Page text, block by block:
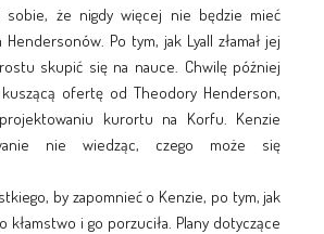
sobie, że nigdy więcej nie będzie mieć
Po tym, jak Lyall złamał jej
skupić się na nauce. Chwilę później
ofertę od Theodory Henderson,
kurortu na Korfu. Kenzie
nie wiedząc, czego może się
by zapomnieć o Kenzie, po tym, jak
kłamstwo i go porzuciła. Plany dotyczące